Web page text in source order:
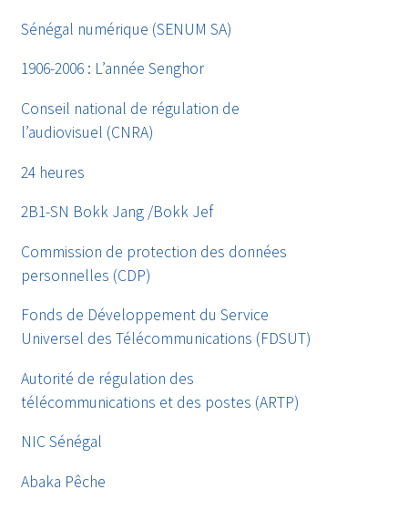
Sénégal numérique (SENUM SA)
1906-2006 : L’année Senghor
Conseil national de régulation de
l’audiovisuel (CNRA)
24 heures
2B1-SN Bokk Jang /Bokk Jef
Commission de protection des données
personnelles (CDP)
Fonds de Développement du Service
Universel des Télécommunications (FDSUT)
Autorité de régulation des
télécommunications et des postes (ARTP)
NIC Sénégal
Abaka Pêche